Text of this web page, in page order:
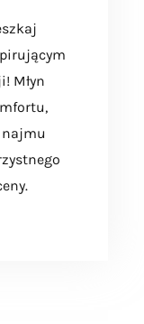
Młyn